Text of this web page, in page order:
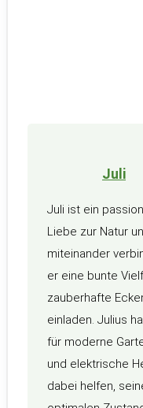
Juli
Juli ist ein
Liebe zur Natur
miteinander
er eine bunte
zauberhafte
einladen. Julius
für moderne
und elektrische
dabei helfen,